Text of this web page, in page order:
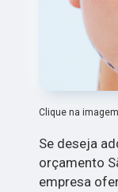
Clique na
Se deseja
orçamento
empresa